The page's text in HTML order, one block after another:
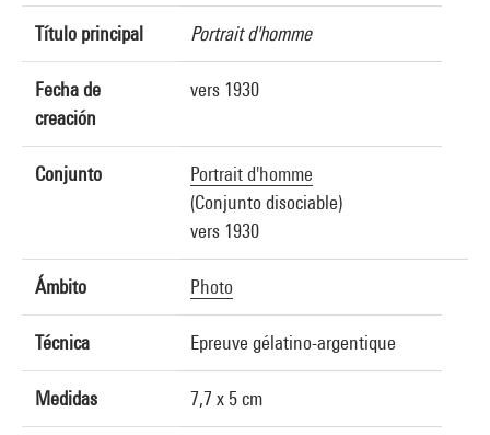
Título principal Portrait d'homme
Fecha de
creación
vers 1930
Conjunto
Portrait d'homme
(Conjunto disociable)
vers 1930
Ámbito Photo
Técnica Epreuve gélatino-argentique
Medidas 7,7 x 5 cm